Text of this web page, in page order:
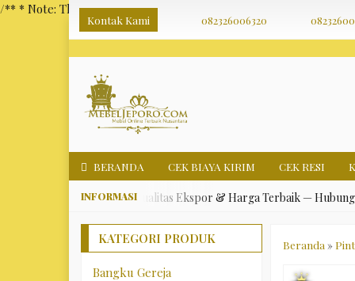
/** * Note: This file may contain artifacts of previous malicious
Kontak Kami 082326006320
BERANDA CEK BIAYA KIRIM CEK RESI
Jepara Asli, Kualitas Ekspor & Harga Terbaik — Hubungi Kami
Beranda »
KATEGORI PRODUK
Bangku Gereja